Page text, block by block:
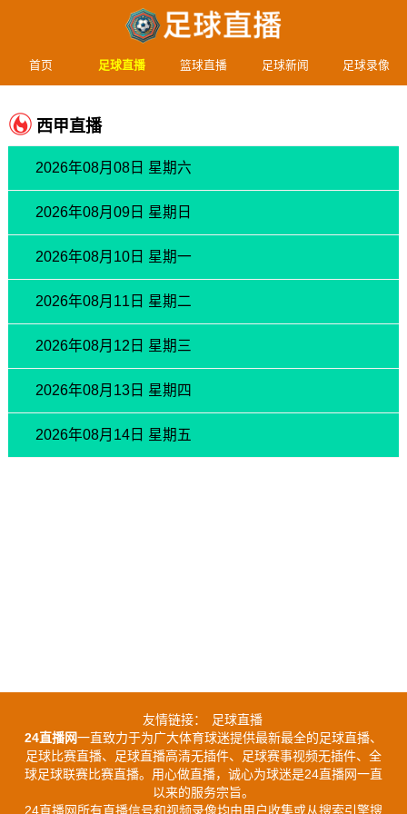
首页 足球直播 篮球直播 足球新闻 足球录像
西甲直播
2026年08月08日 星期六
2026年08月09日 星期日
2026年08月10日 星期一
2026年08月11日 星期二
2026年08月12日 星期三
2026年08月13日 星期四
2026年08月14日 星期五
友情链接：
足球直播
24直播网一直致力于为广大体育球迷提供最新最全的足球直播、
足球比赛直播、足球直播高清无插件、足球赛事视频无插件、全
球足球联赛比赛直播。用心做直播，诚心为球迷是24直播网一直
以来的服务宗旨。
24直播网所有直播信号和视频录像均由用户收集或从搜索引擎搜